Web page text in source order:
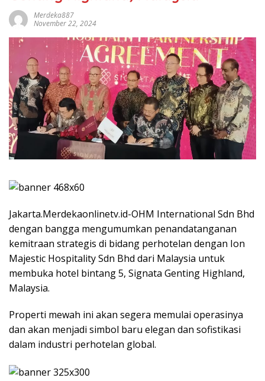
Merdeka887
November 22, 2024
Jakarta.Merdekaonlinetv.id-OHM International Sdn Bhd
dengan bangga mengumumkan penandatanganan
kemitraan strategis di bidang perhotelan dengan Ion
Majestic Hospitality Sdn Bhd dari Malaysia untuk
membuka hotel bintang 5, Signata Genting Highland,
Malaysia.
Properti mewah ini akan segera memulai operasinya
dan akan menjadi simbol baru elegan dan sofistikasi
dalam industri perhotelan global.